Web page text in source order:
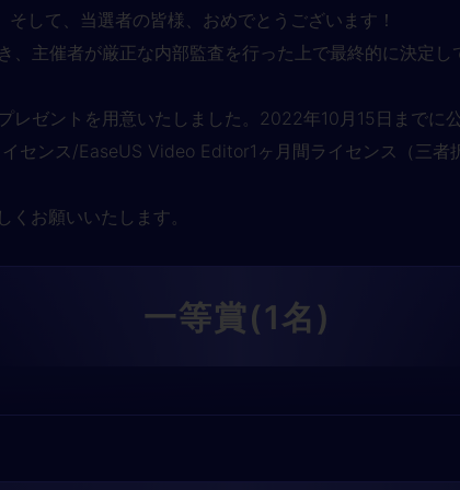
して、当選者の皆様、おめでとうございます！
主催者が厳正な内部監査を行った上で最終的に決定
ゼントを用意いたしました。2022年10月15日までに
センス/EaseUS Video Editor1ヶ月間ライセンス（三者
お願いいたします。
一等賞(1名)